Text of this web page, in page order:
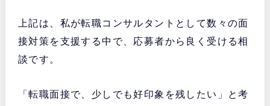
上記は、私が転職コンサルタントとして数々の面
接対策を支援する中で、応募者から良く受ける相
談です。
「転職面接で、少しでも好印象を残したい」と考